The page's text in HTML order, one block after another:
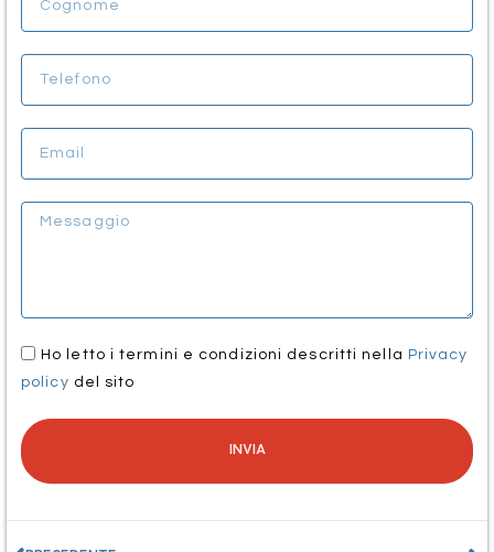
Ho letto i termini e condizioni descritti nella Privacy
policy del sito
INVIA